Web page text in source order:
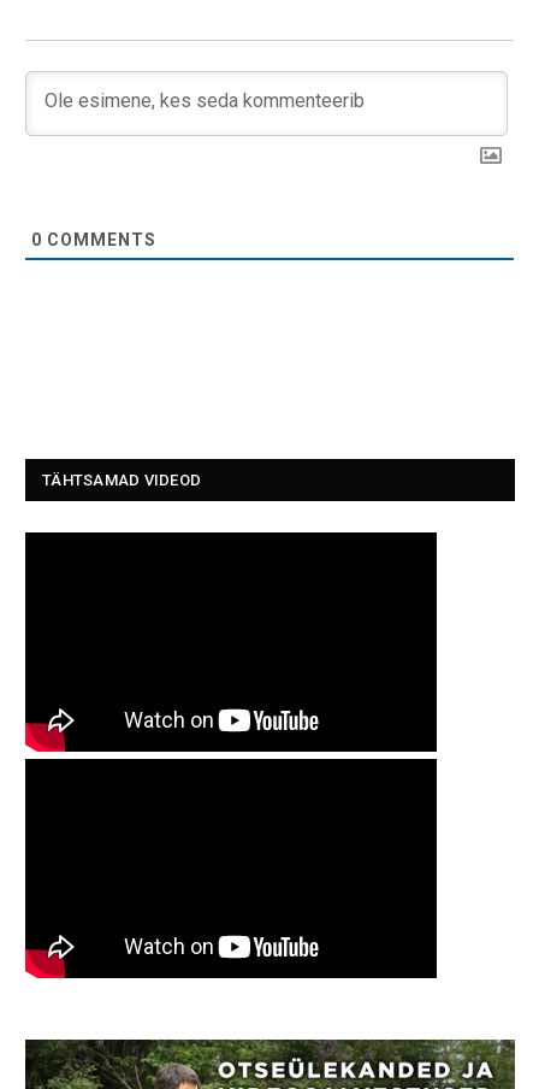
0 COMMENTS
TÄHTSAMAD VIDEOD